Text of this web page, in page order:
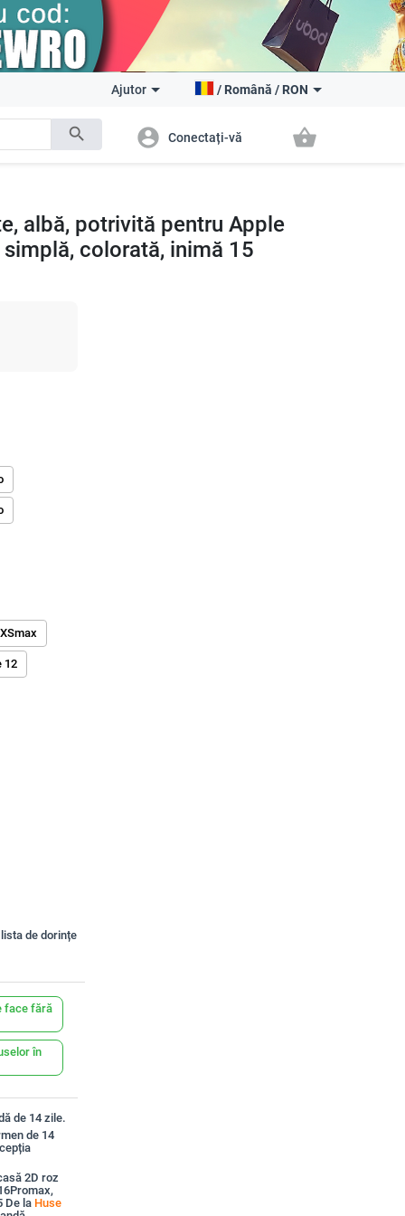
search
Ajutor / Română / RON
account_circle Conectați-vă shopping_basket
albă, potrivită pentru Apple
colorată, inimă 15
12
de dorințe
face fără
în
de 14 zile.
de 14
2D roz
De la Huse